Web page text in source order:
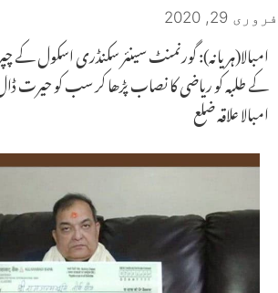
فروری 29, 2020
امبالا(ہریانہ): گورنمنٹ سینئر سکنڈری اسکول
کے طلبہ کو ریاضی کا نصاب پڑھا کر سب کو حیرت ڈال
امبالا علاقہ ضلع